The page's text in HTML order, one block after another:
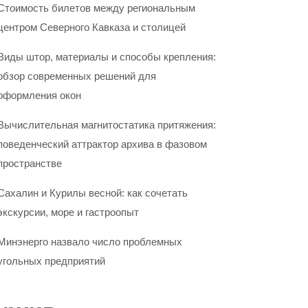
билетов между региональным
Северного Кавказа и столицей
штор, материалы и способы крепления:
современных решений для
окон
магнитостатика притяжения:
аттрактор архива в фазовом
и Курилы весной: как сочетать
море и гастроопыт
назвало число проблемных
предприятий